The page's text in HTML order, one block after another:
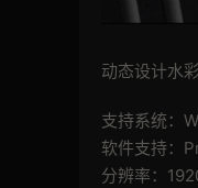
动态设计水
支持系统：
软件支持：
分辨率：